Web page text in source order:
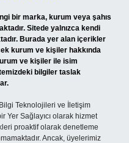
bir marka, kurum veya şahıs
Sitede yalnızca kendi
Burada yer alan içerikler
kurum ve kişiler hakkında
ve kişiler ile isim
bilgiler taslak
Teknolojileri ve İletişim
Yer Sağlayıcı olarak hizmet
proaktif olarak denetleme
Ancak, üyelerimiz